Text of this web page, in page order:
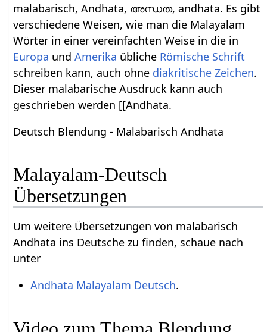
malabarisch, Andhata, അന്ധത, andhata. Es gibt
verschiedene Weisen, wie man die Malayalam
Wörter in einer vereinfachten Weise in die in
Europa undAmerika übliche Römische Schrift
schreiben kann, auch ohne diakritische Zeichen.
Dieser malabarische Ausdruck kann auch
geschrieben werden [[Andhata.
Deutsch Blendung - Malabarisch Andhata
Malayalam-Deutsch
Übersetzungen
Um weitere Übersetzungen von malabarisch
Andhata ins Deutsche zu finden, schaue nach
unter
Andhata Malayalam Deutsch.